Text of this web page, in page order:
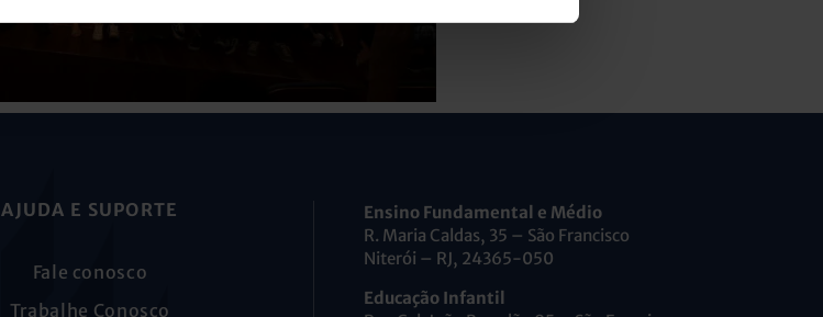
AJUDA E SUPORTE
Fale conosco
Trabalhe Conosco
Ensino Fundamental e Médio
R. Maria Caldas, 35 – São Francisco
Niterói – RJ, 24365-050
Educação Infantil